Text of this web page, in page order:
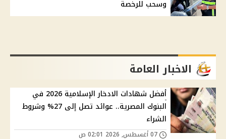
وسحب للرخصة
الاخبار العامة
أفضل شهادات الادخار الإسلامية 2026 في
البنوك المصرية.. عوائد تصل إلى 27% وشروط
الشراء